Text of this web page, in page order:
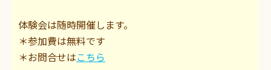
体験会は随時開催します。
＊参加費は無料です
＊お問合せはこちら